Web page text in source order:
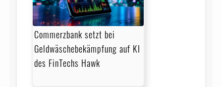
Commerzbank setzt bei
Geldwäschebekämpfung auf KI
des FinTechs Hawk